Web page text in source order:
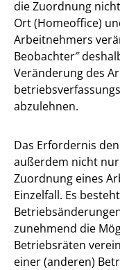
die Zuordnung
Ort (Homeoffice)
Arbeitnehmers
Beobachter″
Veränderung des
abzulehnen.
Das Erfordernis
außerdem nicht
Zuordnung eines
Einzelfall. Es
zunehmend die
Betriebsräten
einer (anderen)